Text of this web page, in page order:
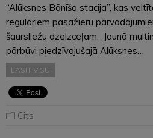
“Alūksnes Bānīša stacija”, kas
regulāriem pasažieru
šaursliežu dzelzceļam. Jaunā
pārbūvi piedzīvojušajā Alūksnes…
LASĪT VISU
Cits